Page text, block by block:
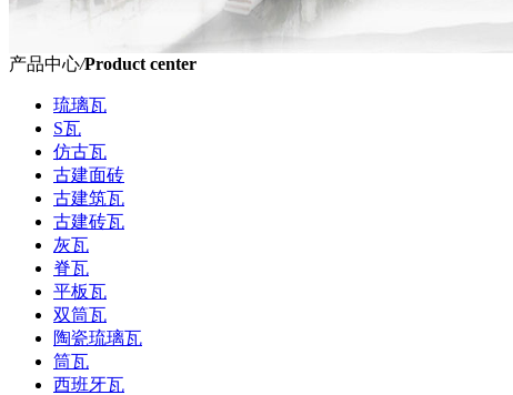
产品中心/Product center
琉璃瓦
S瓦
仿古瓦
古建面砖
古建筑瓦
古建砖瓦
灰瓦
脊瓦
平板瓦
双筒瓦
陶瓷琉璃瓦
筒瓦
西班牙瓦